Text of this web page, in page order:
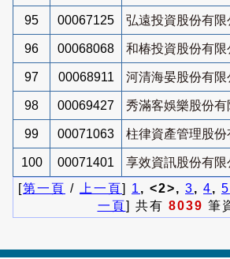
95 00067125 弘遠投資股份有限
96 00068068 和椿投資股份有限
97 00068911 河清海晏股份有限
98 00069427 秀滿客娛樂股份有
99 00071063 柱律資產管理股份
100 00071401
享效資訊股份有限
[第一頁 / 上一頁] 1 , <2>, 3, 4, 5
一頁] 共有 8039 筆